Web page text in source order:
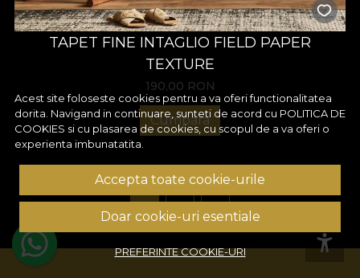
TAPET FINE INTAGLIO FIELD PAPER
TEXTURE
190,00 RON
Cumpara
Acest site foloseste cookies pentru a va oferi functionalitatea
dorita. Navigand in continuare, sunteti de acord cu POLITICA DE
COOKIES si cu plasarea de cookies, cu scopul de a va oferi o
experienta imbunatatita.
Accepta toate cookie-urile
Doar cookie-uri esentiale
PREFERINTE COOKIE-URI